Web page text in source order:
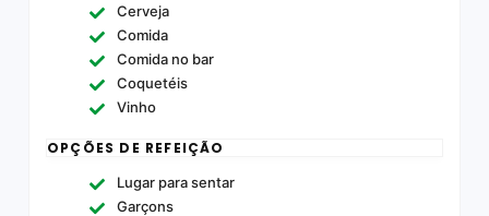
Cerveja
Comida
Comida no bar
Coquetéis
Vinho
OPÇÕES DE REFEIÇÃO
Lugar para sentar
Garçons